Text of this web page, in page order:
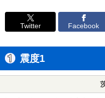
Twitter Facebook
震度1